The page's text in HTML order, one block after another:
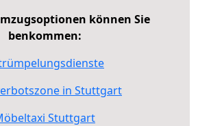
können Sie
benkommen:
in Stuttgart
Stuttgart